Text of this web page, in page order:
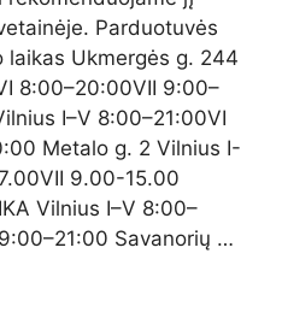
Parduotuvės
laikas Ukmergės g. 244
8:00–20:00VII 9:00–
I–V 8:00–21:00VI
Metalo g. 2 Vilnius I-
9.00-15.00
Vilnius I–V 8:00–
Savanorių …